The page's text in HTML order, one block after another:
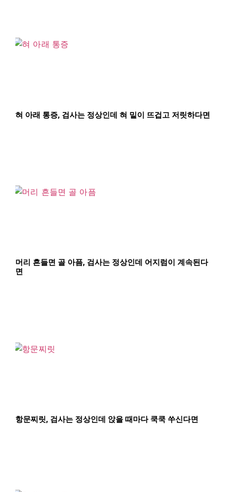
혀 아래 통증, 검사는 정상인데 혀 밑이 뜨겁고 저릿하다면
머리 흔들면 골 아픔, 검사는 정상인데 어지럼이 계속된다
면
항문찌릿, 검사는 정상인데 앉을 때마다 쿡쿡 쑤신다면